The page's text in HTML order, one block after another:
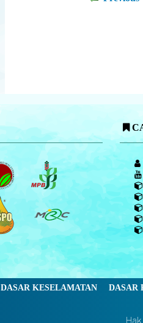
DASAR KESELAMATAN DASAR